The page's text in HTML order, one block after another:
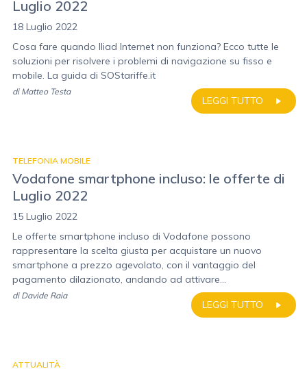
Luglio 2022
18 Luglio 2022
Cosa fare quando Iliad Internet non funziona? Ecco tutte le
soluzioni per risolvere i problemi di navigazione su fisso e
mobile. La guida di SOStariffe.it
LEGGI TUTTO
di Matteo Testa
TELEFONIA MOBILE
Vodafone smartphone incluso: le offerte di
Luglio 2022
15 Luglio 2022
Le offerte smartphone incluso di Vodafone possono
rappresentare la scelta giusta per acquistare un nuovo
smartphone a prezzo agevolato, con il vantaggio del
pagamento dilazionato, andando ad attivare...
LEGGI TUTTO
di Davide Raia
ATTUALITÀ